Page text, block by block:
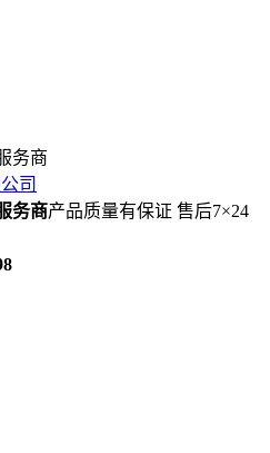
务商
务商产品质量有保证 售后7×24